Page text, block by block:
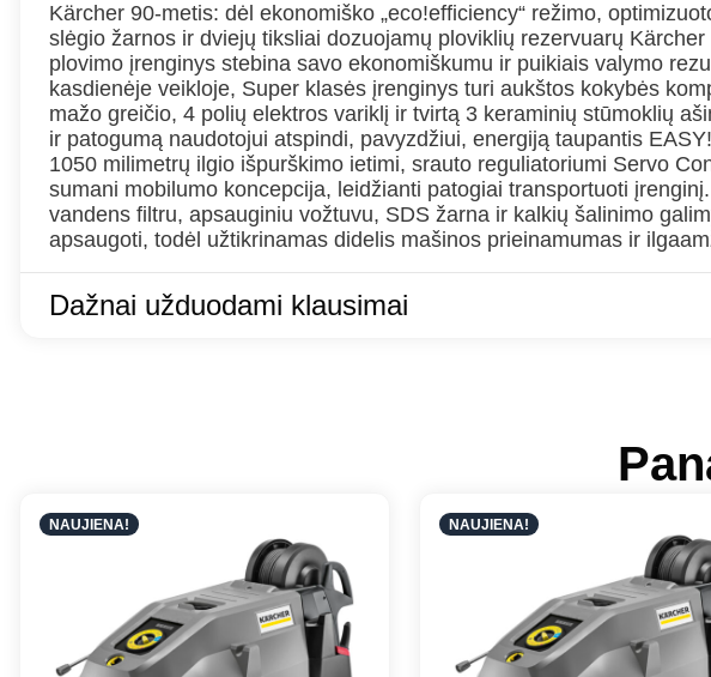
Kärcher 90-metis: dėl ekonomiško „eco!efficiency“ režimo,
slėgio žarnos ir dviejų tiksliai dozuojamų ploviklių rezervuarų
plovimo įrenginys stebina savo ekonomiškumu ir puikiais valymo
kasdienėje veikloje, Super klasės įrenginys turi aukštos kokybės
mažo greičio, 4 polių elektros variklį ir tvirtą 3 keraminių stūmoklių
ir patogumą naudotojui atspindi, pavyzdžiui, energiją taupantis
1050 milimetrų ilgio išpurškimo ietimi, srauto reguliatoriumi Servo
sumani mobilumo koncepcija, leidžianti patogiai transportuoti
vandens filtru, apsauginiu vožtuvu, SDS žarna ir kalkių šalinimo
apsaugoti, todėl užtikrinamas didelis mašinos prieinamumas ir
Dažnai užduodami klausimai
NAUJIENA! NAUJIENA!